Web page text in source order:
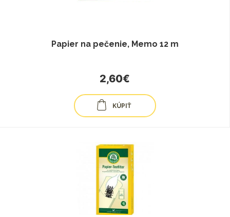
Papier na pečenie, Memo 12 m
2,60€
KÚPIŤ